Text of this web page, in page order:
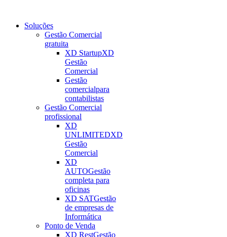
Soluções
Gestão Comercial
gratuita
XD StartupXD
Gestão
Comercial
Gestão
comercialpara
contabilistas
Gestão Comercial
profissional
XD
UNLIMITEDXD
Gestão
Comercial
XD
AUTOGestão
completa para
oficinas
XD SATGestão
de empresas de
Informática
Ponto de Venda
XD RestGestão